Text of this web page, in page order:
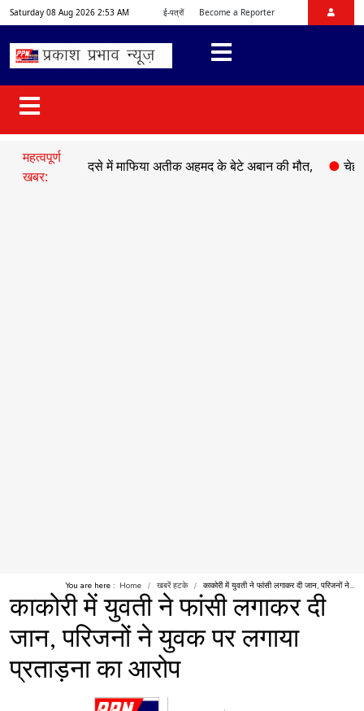
Saturday 08 Aug 2026 2:53 AM ई-पत्रों Become a Reporter
महत्वपूर्ण
खबर:
सड़क हादसे में माफिया अतीक अहमद के बेटे अबान की मौत, ● चेहल्लुम
You are here : Home खबरें हटके काकोरी में युवती ने फांसी लगाकर दी जान, परिजनों ने...
काकोरी में युवती ने फांसी लगाकर दी
जान, परिजनों ने युवक पर लगाया
प्रताड़ना का आरोप